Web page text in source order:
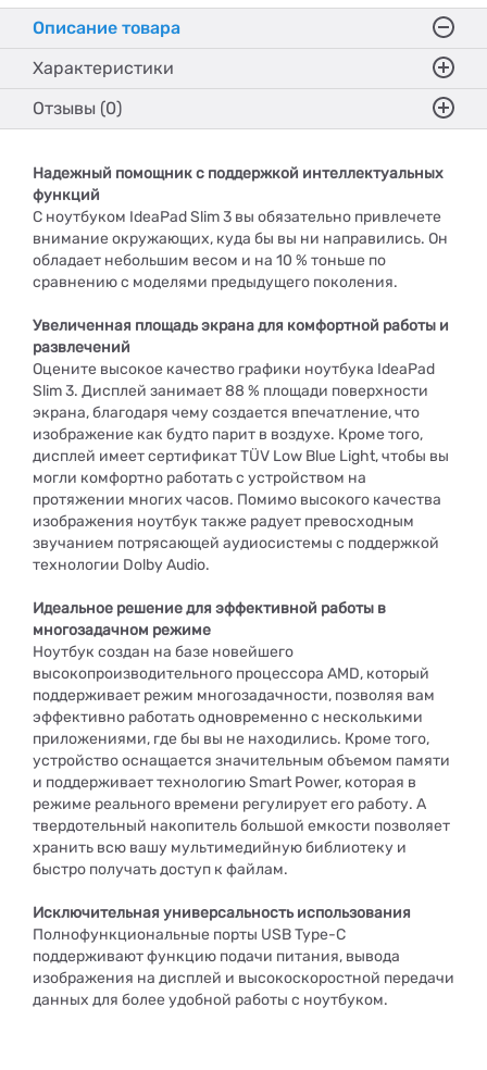
Описание товара
Характеристики
Отзывы (0)
Надежный помощник с поддержкой интеллектуальных
функций
C ноутбуком IdeaPad Slim 3 вы обязательно привлечете
внимание окружающих, куда бы вы ни направились. Он
обладает небольшим весом и на 10 % тоньше по
сравнению с моделями предыдущего поколения.
Увеличенная площадь экрана для комфортной работы и
развлечений
Оцените высокое качество графики ноутбука IdeaPad
Slim 3. Дисплей занимает 88 % площади поверхности
экрана, благодаря чему создается впечатление, что
изображение как будто парит в воздухе. Кроме того,
дисплей имеет сертификат TÜV Low Blue Light, чтобы вы
могли комфортно работать с устройством на
протяжении многих часов. Помимо высокого качества
изображения ноутбук также радует превосходным
звучанием потрясающей аудиосистемы с поддержкой
технологии Dolby Audio.
Идеальное решение для эффективной работы в
многозадачном режиме
Ноутбук создан на базе новейшего
высокопроизводительного процессора AMD, который
поддерживает режим многозадачности, позволяя вам
эффективно работать одновременно с несколькими
приложениями, где бы вы не находились. Кроме того,
устройство оснащается значительным объемом памяти
и поддерживает технологию Smart Power, которая в
режиме реального времени регулирует его работу. А
твердотельный накопитель большой емкости позволяет
хранить всю вашу мультимедийную библиотеку и
быстро получать доступ к файлам.
Исключительная универсальность использования
Полнофункциональные порты USB Type-C
поддерживают функцию подачи питания, вывода
изображения на дисплей и высокоскоростной передачи
данных для более удобной работы с ноутбуком.